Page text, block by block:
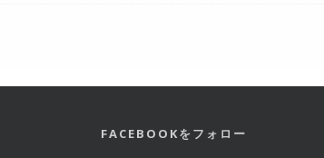
FACEBOOKをフォロー